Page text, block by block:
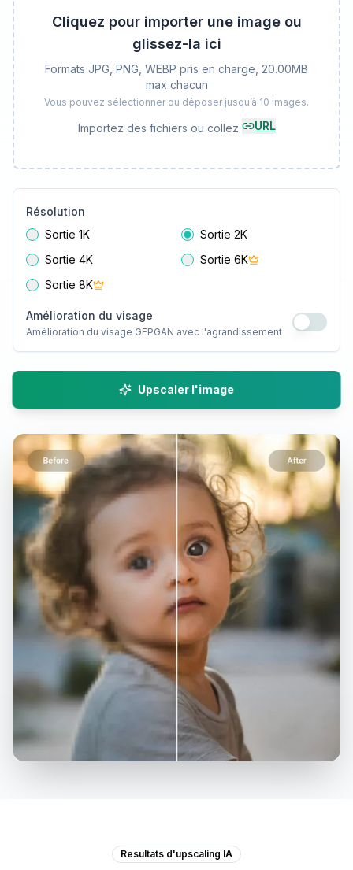
Cliquez pour importer une image ou
glissez-la ici
Formats JPG, PNG, WEBP pris en charge, 20.00MB
max chacun
Vous pouvez sélectionner ou déposer jusqu’à 10 images.
Importez des fichiers ou collez URL
Résolution
Sortie 1K
Sortie 2K
Sortie 4K
Sortie 6K
Sortie 8K
Amélioration du visage
Amélioration du visage GFPGAN avec l'agrandissement
Upscaler l'image
Resultats d'upscaling IA